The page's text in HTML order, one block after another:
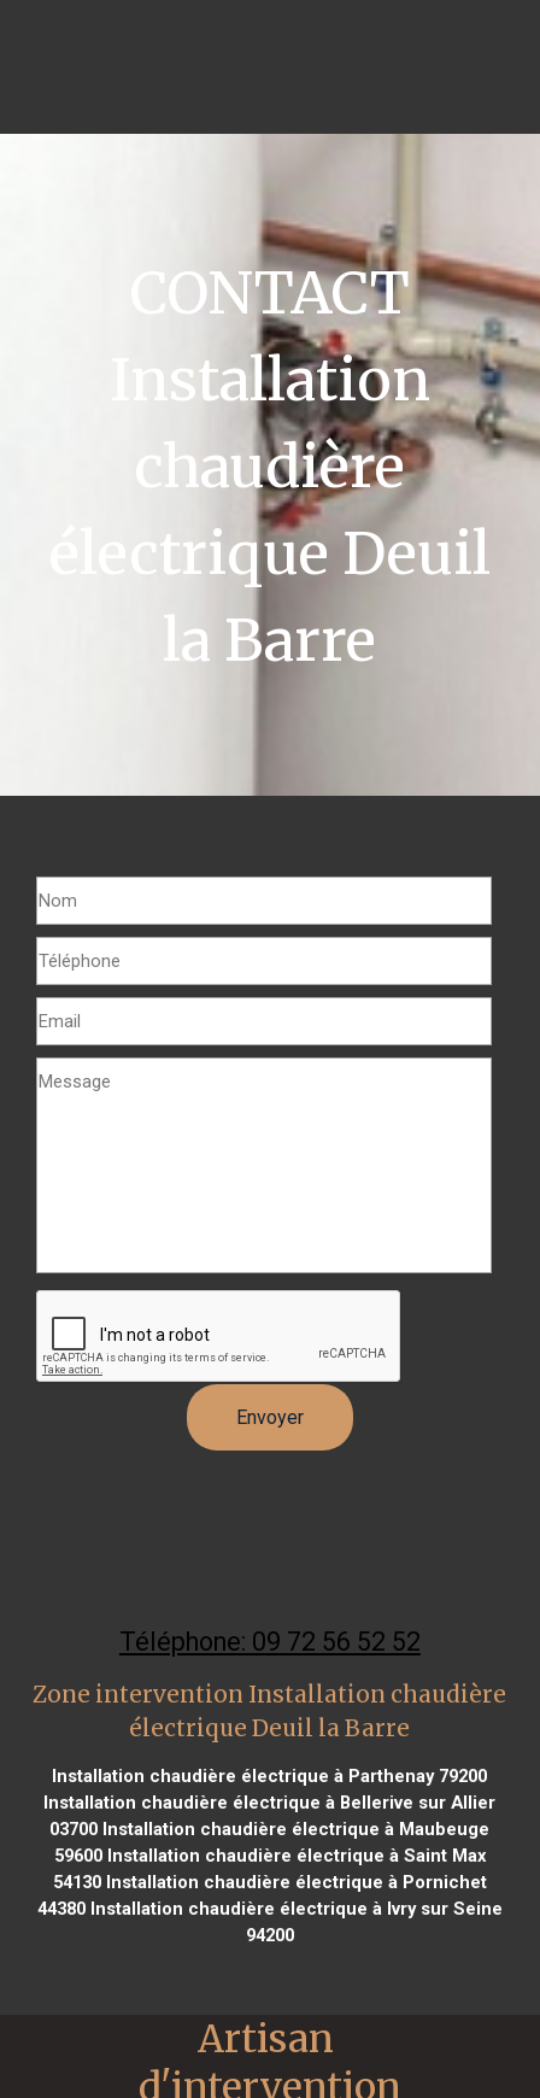
CONTACT
Installation
chaudière
électrique Deuil
la Barre
Téléphone: 09 72 56 52 52
Zone intervention Installation chaudière
électrique Deuil la Barre
Installation chaudière électrique à Parthenay 79200
Installation chaudière électrique à Bellerive sur Allier
03700 Installation chaudière électrique à Maubeuge
59600Installation chaudière électrique à Saint Max
54130Installation chaudière électrique à Pornichet
44380Installation chaudière électrique à Ivry sur Seine
94200
Artisan
d'intervention